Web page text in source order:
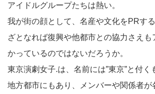
アイドルグループたちは熱い。
我が街の顔として、名産や文化をPRす
ざとなれば復興や他都市との協力さえ
かっているのではないだろうか。
東京演劇女子.は、名前には”東京”と付く
地方都市にもあり、メンバーや関係者が